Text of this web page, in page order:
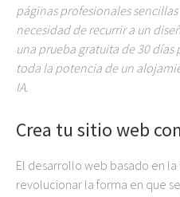
páginas profesionales
necesidad de recurrir a un
una prueba gratuita de 30 días
toda la potencia de un
IA.
Crea tu sitio web
El desarrollo web basado en
revolucionar la forma en que